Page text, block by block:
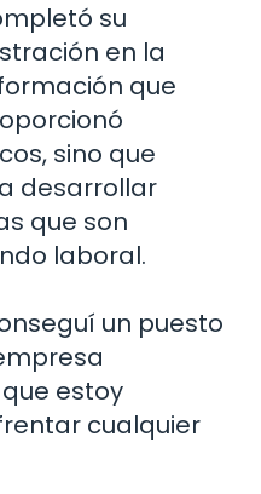
su
en la
que
sino que
desarrollar
que son
laboral.
un puesto
estoy
cualquier